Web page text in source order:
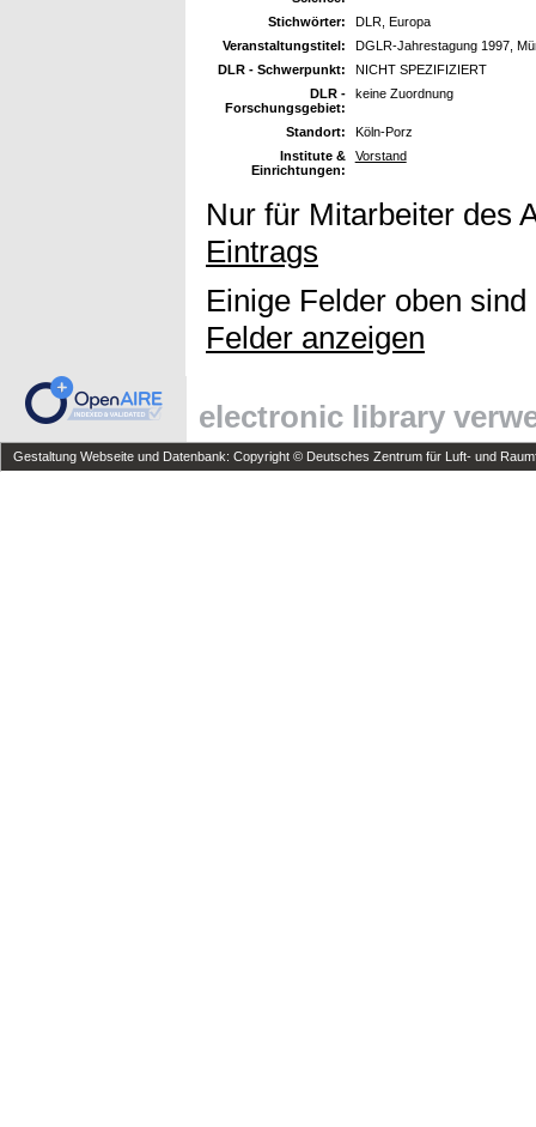
Stichwörter:
DLR, Europa
Veranstaltungstitel:
DGLR-Jahrestagung 1997,
DLR - Schwerpunkt:
NICHT SPEZIFIZIERT
DLR -
Forschungsgebiet:
keine Zuordnung
Standort:
Köln-Porz
Institute &
Einrichtungen:
Vorstand
Nur für Mitarbeiter des
Eintrags
Einige Felder oben
Felder anzeigen
electronic library
Gestaltung Webseite und Datenbank: Copyright © Deutsches Zentrum für Luft- und